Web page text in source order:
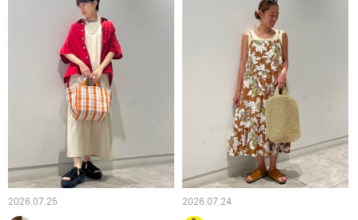
2026.07.25 2026.07.24